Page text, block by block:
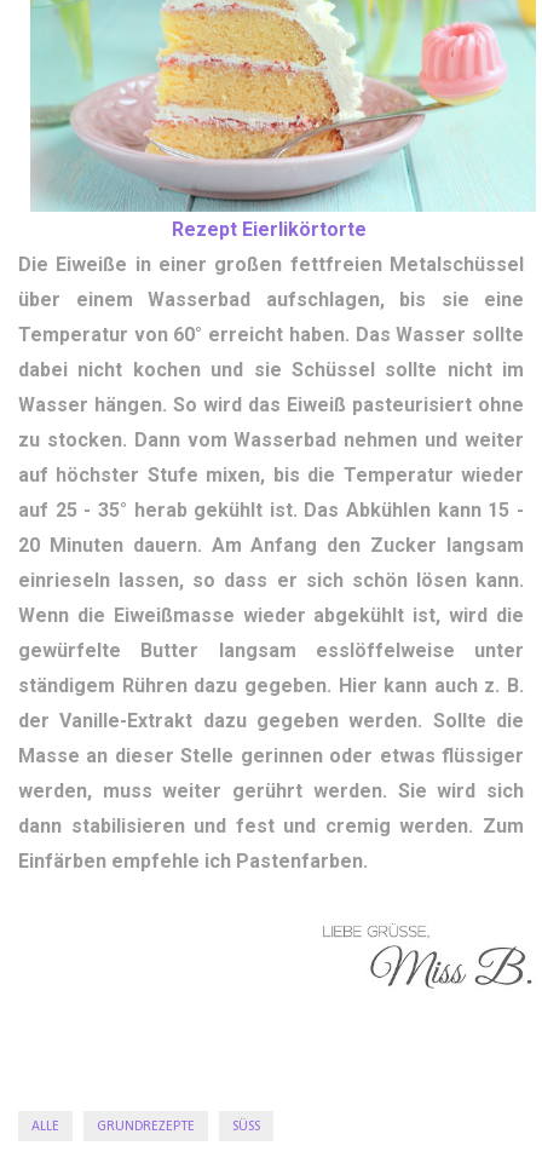
Rezept Eierlikörtorte
Die Eiweiße in einer großen fettfreien Metalschüssel
über einem Wasserbad aufschlagen, bis sie eine
Temperatur von 60° erreicht haben. Das Wasser sollte
dabei nicht kochen und sie Schüssel sollte nicht im
Wasser hängen. So wird das Eiweiß pasteurisiert ohne
zu stocken. Dann vom Wasserbad nehmen und weiter
auf höchster Stufe mixen, bis die Temperatur wieder
auf 25 - 35° herab gekühlt ist. Das Abkühlen kann 15 -
20 Minuten dauern. Am Anfang den Zucker langsam
einrieseln lassen, so dass er sich schön lösen kann.
Wenn die Eiweißmasse wieder abgekühlt ist, wird die
gewürfelte Butter langsam esslöffelweise unter
ständigem Rühren dazu gegeben. Hier kann auch z. B.
der Vanille-Extrakt dazu gegeben werden. Sollte die
Masse an dieser Stelle gerinnen oder etwas flüssiger
werden, muss weiter gerührt werden. Sie wird sich
dann stabilisieren und fest und cremig werden. Zum
Einfärben empfehle ich Pastenfarben.
ALLE GRUNDREZEPTE SÜSS